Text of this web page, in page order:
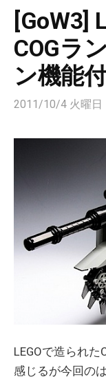
[GoW3]
COGラ
ン機能付
2011/10/4 火曜日
LEGOで造られ
感じるが今回の